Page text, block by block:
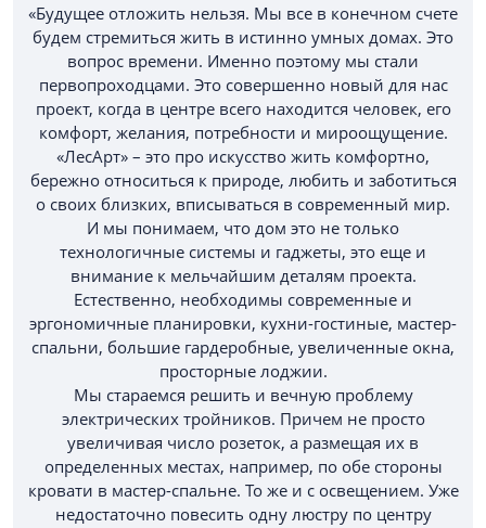
«Будущее отложить нельзя. Мы все в конечном счете
будем стремиться жить в истинно умных домах. Это
вопрос времени. Именно поэтому мы стали
первопроходцами. Это совершенно новый для нас
проект, когда в центре всего находится человек, его
комфорт, желания, потребности и мироощущение.
«ЛесАрт» – это про искусство жить комфортно,
бережно относиться к природе, любить и заботиться
о своих близких, вписываться в современный мир.
И мы понимаем, что дом это не только
технологичные системы и гаджеты, это еще и
внимание к мельчайшим деталям проекта.
Естественно, необходимы современные и
эргономичные планировки, кухни-гостиные, мастер-
спальни, большие гардеробные, увеличенные окна,
просторные лоджии.
Мы стараемся решить и вечную проблему
электрических тройников. Причем не просто
увеличивая число розеток, а размещая их в
определенных местах, например, по обе стороны
кровати в мастер-спальне. То же и с освещением. Уже
недостаточно повесить одну люстру по центру